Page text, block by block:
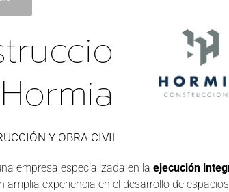
Y OBRA CIVIL
empresa especializada en la ejecución
amplia experiencia en el desarrollo de